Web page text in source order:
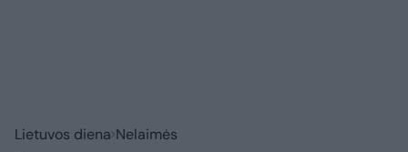
Lietuvos diena Nelaimės